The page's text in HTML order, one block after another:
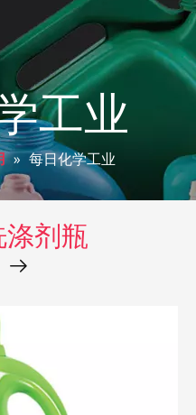
工业
» 每日化学工业
剂瓶